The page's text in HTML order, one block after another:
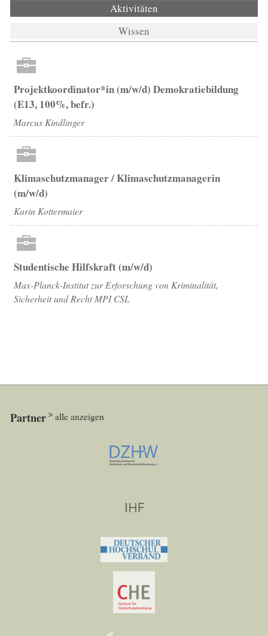
Aktivitäten
Wissen
Projektkoordinator*in (m/w/d) Demokratiebildung
(E13, 100%, befr.)
Marcus Kindlinger
Klimaschutzmanager / Klimaschutzmanagerin
(m/w/d)
Karin Kottermaier
Studentische Hilfskraft (m/w/d)
Max-Planck-Institut zur Erforschung von Kriminalität,
Sicherheit und Recht MPI CSL
Partner alle anzeigen